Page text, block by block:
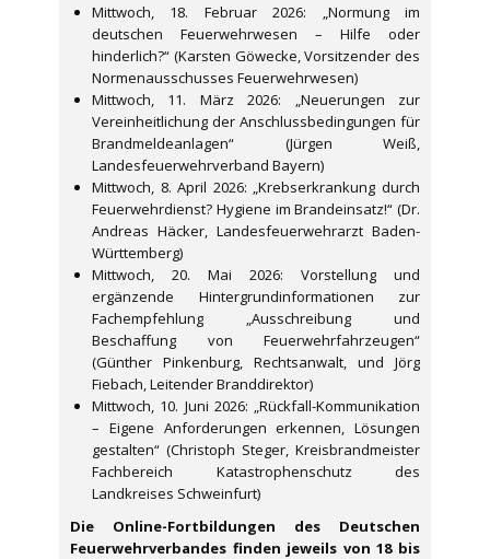
Mittwoch, 18. Februar 2026: „Normung im
deutschen Feuerwehrwesen – Hilfe oder
hinderlich?“ (Karsten Göwecke, Vorsitzender des
Normenausschusses Feuerwehrwesen)
Mittwoch, 11. März 2026: „Neuerungen zur
Vereinheitlichung der Anschlussbedingungen für
Brandmeldeanlagen“ (Jürgen Weiß,
Landesfeuerwehrverband Bayern)
Mittwoch, 8. April 2026: „Krebserkrankung durch
Feuerwehrdienst? Hygiene im Brandeinsatz!“ (Dr.
Andreas Häcker, Landesfeuerwehrarzt Baden-
Württemberg)
Mittwoch, 20. Mai 2026: Vorstellung und
ergänzende Hintergrundinformationen zur
Fachempfehlung „Ausschreibung und
Beschaffung von Feuerwehrfahrzeugen“
(Günther Pinkenburg, Rechtsanwalt, und Jörg
Fiebach, Leitender Branddirektor)
Mittwoch, 10. Juni 2026: „Rückfall-Kommunikation
– Eigene Anforderungen erkennen, Lösungen
gestalten“ (Christoph Steger, Kreisbrandmeister
Fachbereich Katastrophenschutz des
Landkreises Schweinfurt)
Die Online-Fortbildungen des Deutschen
Feuerwehrverbandes finden jeweils von 18 bis